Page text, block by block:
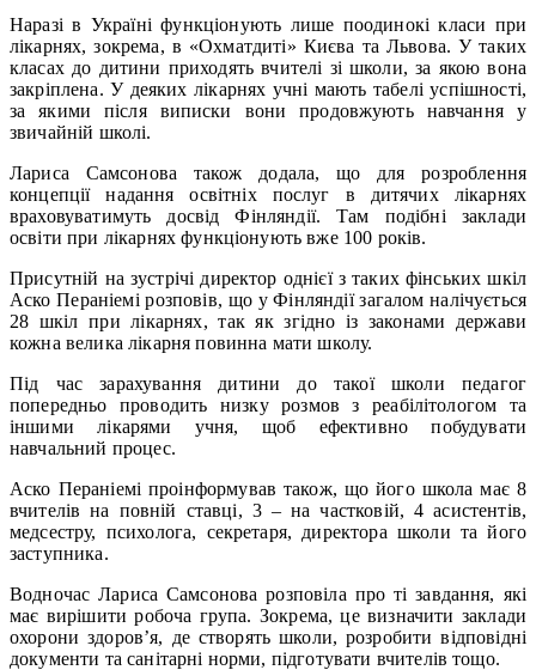
Наразі в Україні функціонують лише поодинокі класи при
лікарнях, зокрема, в «Охматдиті» Києва та Львова. У таких
класах до дитини приходять вчителі зі школи, за якою вона
закріплена. У деяких лікарнях учні мають табелі успішності,
за якими після виписки вони продовжують навчання у
звичайній школі.
Лариса Самсонова також додала, що для розроблення
концепції надання освітніх послуг в дитячих лікарнях
враховуватимуть досвід Фінляндії. Там подібні заклади
освіти при лікарнях функціонують вже 100 років.
Присутній на зустрічі директор однієї з таких фінських шкіл
Аско Пераніемі розповів, що у Фінляндії загалом налічується
28 шкіл при лікарнях, так як згідно із законами держави
кожна велика лікарня повинна мати школу.
Під час зарахування дитини до такої школи педагог
попередньо проводить низку розмов з реабілітологом та
іншими лікарями учня, щоб ефективно побудувати
навчальний процес.
Аско Пераніемі проінформував також, що його школа має 8
вчителів на повній ставці, 3 – на частковій, 4 асистентів,
медсестру, психолога, секретаря, директора школи та його
заступника.
Водночас Лариса Самсонова розповіла про ті завдання, які
має вирішити робоча група. Зокрема, це визначити заклади
охорони здоров’я, де створять школи, розробити відповідні
документи та санітарні норми, підготувати вчителів тощо.